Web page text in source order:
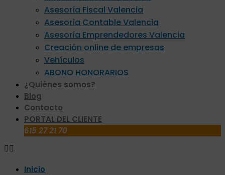
Asesoría Fiscal Valencia
Asesoría Contable Valencia
Asesoría Emprendedores Valencia
Creación online de empresas
Vehículos
ABONO HONORARIOS
¿Quiénes somos?
Blog
Contacto
PORTAL DEL CLIENTE
615 27 21 70
Inicio